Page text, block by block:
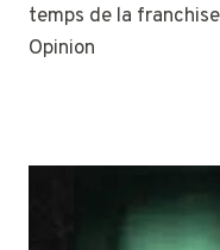
temps de la
Opinion